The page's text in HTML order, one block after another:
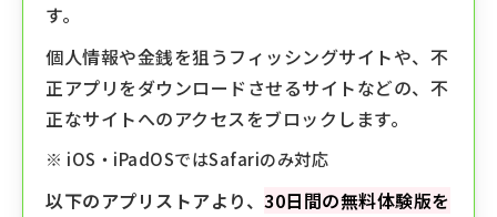
す。
個人情報や金銭を狙うフィッシングサイトや、不
正アプリをダウンロードさせるサイトなどの、不
正なサイトへのアクセスをブロックします。
※ iOS・iPadOSではSafariのみ対応
以下のアプリストアより、 30日間の無料体験版を